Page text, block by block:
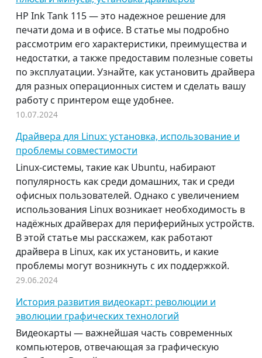
HP Ink Tank 115 — это надежное решение для
печати дома и в офисе. В статье мы подробно
рассмотрим его характеристики, преимущества и
недостатки, а также предоставим полезные советы
по эксплуатации. Узнайте, как установить драйвера
для разных операционных систем и сделать вашу
работу с принтером еще удобнее.
10.07.2024
Драйвера для Linux: установка, использование и
проблемы совместимости
Linux-системы, такие как Ubuntu, набирают
популярность как среди домашних, так и среди
офисных пользователей. Однако с увеличением
использования Linux возникает необходимость в
надёжных драйверах для периферийных устройств.
В этой статье мы расскажем, как работают
драйвера в Linux, как их установить, и какие
проблемы могут возникнуть с их поддержкой.
29.06.2024
История развития видеокарт: революции и
эволюции графических технологий
Видеокарты — важнейшая часть современных
компьютеров, отвечающая за графическую